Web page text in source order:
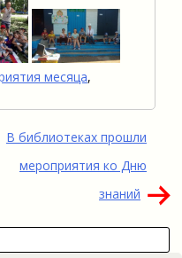
месяца,
В библиотеках прошли
мероприятия ко Дню
знаний